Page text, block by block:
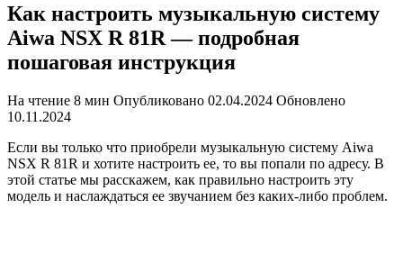
Как настроить музыкальную систему
Aiwa NSX R 81R — подробная
пошаговая инструкция
На чтение 8 мин Опубликовано 02.04.2024 Обновлено
10.11.2024
Если вы только что приобрели музыкальную систему Aiwa
NSX R 81R и хотите настроить ее, то вы попали по адресу. В
этой статье мы расскажем, как правильно настроить эту
модель и наслаждаться ее звучанием без каких-либо проблем.